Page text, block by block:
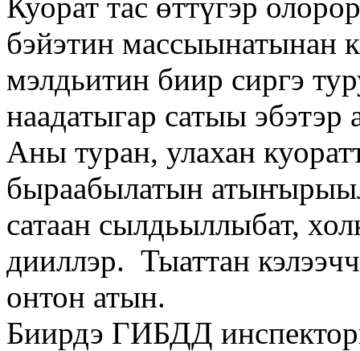
бэйэтин массыынатынан
мэлдьитин биир сиргэ
наадатыгар сатыы эбэтэр
Аны туран, улахан
быраабылатын
сатаан сылдьыллыбат,
дииллэр. Тыаттан
онтон атын.
Биирдэ ГИБДД